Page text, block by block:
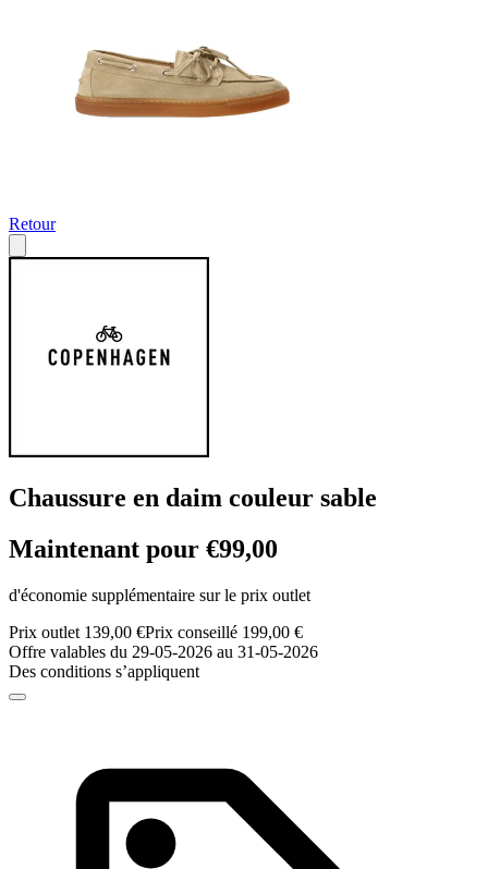
Retour
Chaussure en daim couleur sable
Maintenant pour €99,00
d'économie supplémentaire sur le prix outlet
Prix outlet 139,00 €Prix conseillé 199,00 €
Offre valables du 29-05-2026 au 31-05-2026
Des conditions s’appliquent